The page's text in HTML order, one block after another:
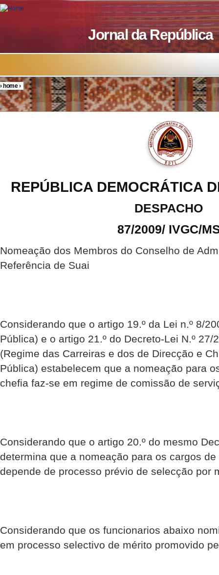
Skip to main content
Jornal da República
You are here
›home›
REPÚBLICA DEMOCRÁTICA
DESPACHO
87/2009/ IVGC/
Nomeação dos Membros do Conselho de
Referência de Suai
Considerando que o artigo 19.º da Lei n.º 8/
Pública) e o artigo 21.º do Decreto-Lei N.º 27/
(Regime das Carreiras e dos de Direcção e
Pública) estabelecem que a nomeação para
chefia faz-se em regime de comissão de
Considerando que o artigo 20.º do mesmo
determina que a nomeação para os cargos
depende de processo prévio de selecção por
Considerando que os funcionarios abaixo
em processo selectivo de mérito promovido